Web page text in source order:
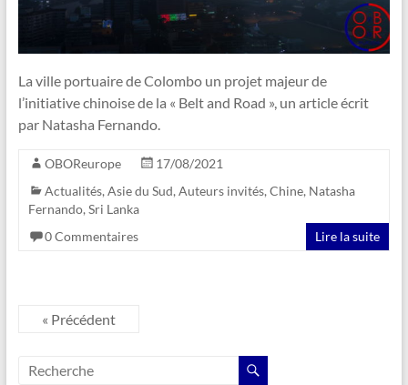
La ville portuaire de Colombo un projet majeur de
l’initiative chinoise de la « Belt and Road », un article écrit
par Natasha Fernando.
OBOReurope
17/08/2021
Actualités, Asie du Sud, Auteurs invités, Chine, Natasha
Fernando, Sri Lanka
0 Commentaires
Lire la suite
« Précédent